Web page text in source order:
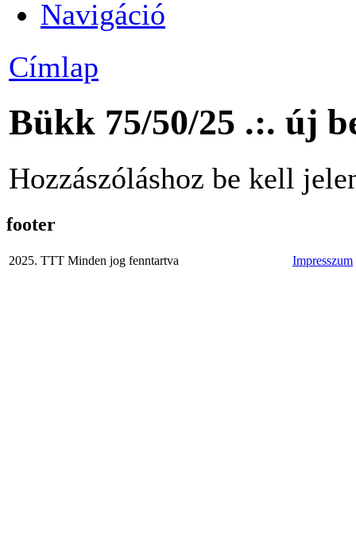
Navigáció
Címlap
Bükk 75/50/25 .:. új
Hozzászóláshoz be kell
footer
2025. TTT Minden jog fenntartva Impresszum